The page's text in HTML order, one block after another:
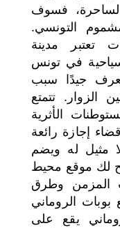
فسوف
التونسي.
تعتبر مدينة
في تونس
جيدًا سبب
الزوار. تتمتع
الأثرية
إجازة رائعة
مثيل له ويضم
لك موقع محيط
المزمن وطرق
الروماني
يقع على